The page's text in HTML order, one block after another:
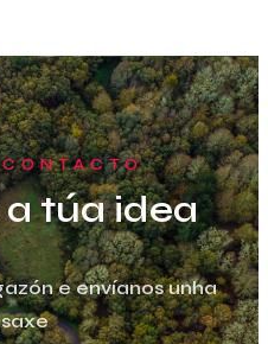
túa idea
e envíanos unha